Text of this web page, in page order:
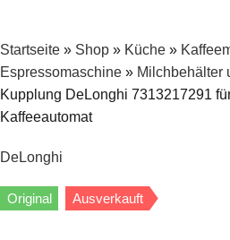
Startseite » Shop » Küche »
Espressomaschine » Milchbehälter
Kupplung DeLonghi 7313217291
Kaffeeautomat
DeLonghi
Original Ausverkauft